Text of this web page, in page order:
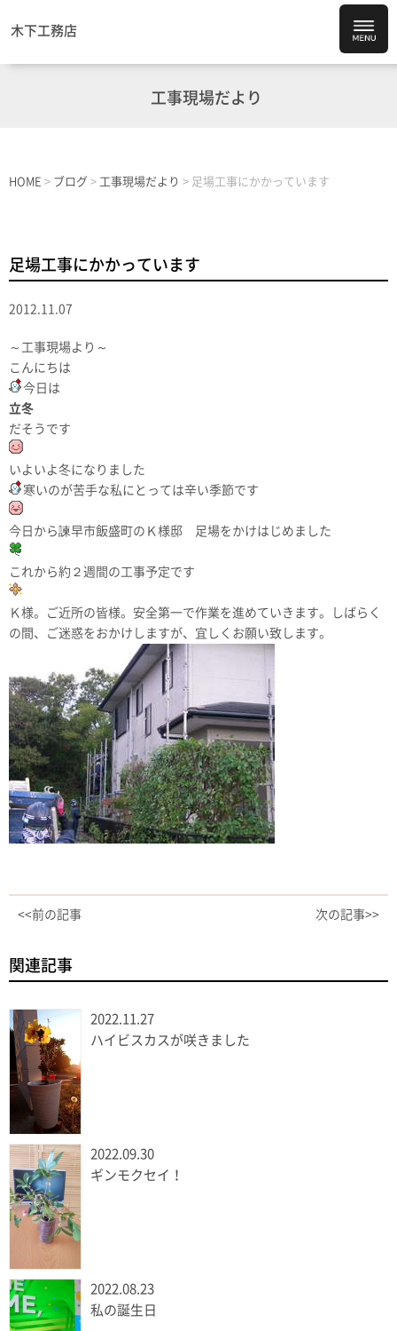
木下工務店
工事現場だより
HOME > ブログ > 工事現場だより > 足場工事にかかっています
足場工事にかかっています
2012.11.07
～工事現場より～
こんにちは
今日は
立冬
だそうです
いよいよ冬になりました
寒いのが苦手な私にとっては辛い季節です
今日から諫早市飯盛町のＫ様邸 足場をかけはじめました
これから約２週間の工事予定です
Ｋ様。ご近所の皆様。安全第一で作業を進めていきます。しばらく
の間、ご迷惑をおかけしますが、宜しくお願い致します。
<<前の記事 次の記事>>
関連記事
2022.11.27
ハイビスカスが咲きました
2022.09.30
ギンモクセイ！
2022.08.23
私の誕生日